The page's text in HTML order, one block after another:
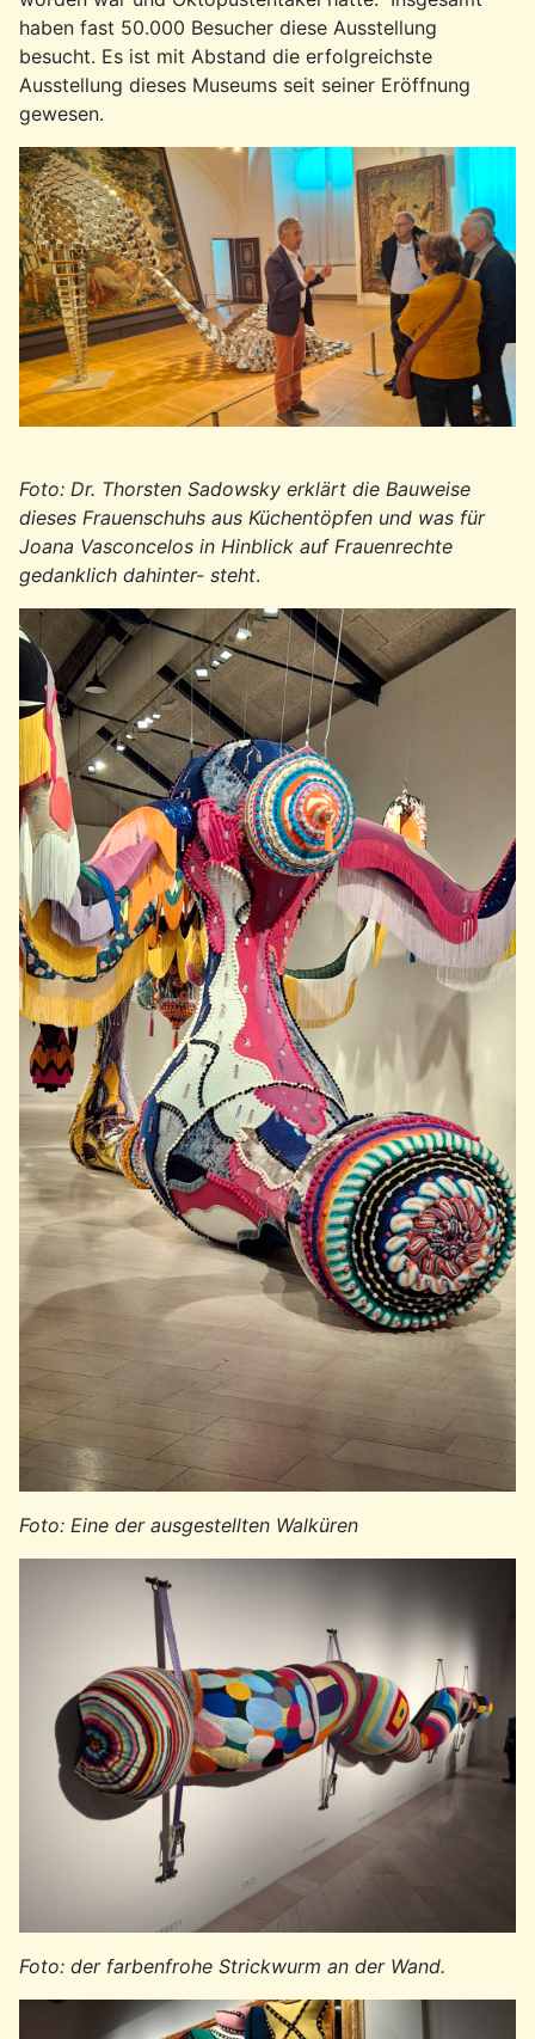
haben fast 50.000 Besucher diese Ausstellung
besucht. Es ist mit Abstand die erfolgreichste
Ausstellung dieses Museums seit seiner Eröffnung
gewesen.
Foto: Dr. Thorsten Sadowsky erklärt die Bauweise
dieses Frauenschuhs aus Küchentöpfen und was für
Joana Vasconcelos in Hinblick auf Frauenrechte
gedanklich dahinter- steht.
Foto: Eine der ausgestellten Walküren
Foto: der farbenfrohe Strickwurm an der Wand.